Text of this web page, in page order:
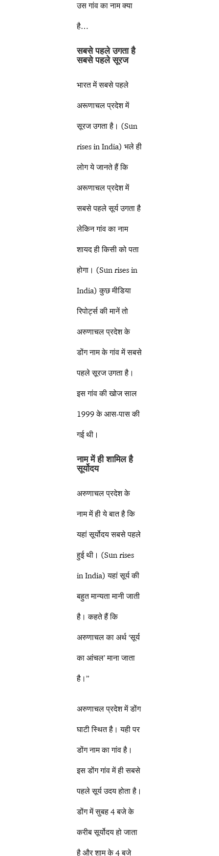
उस गांव का नाम क्या
है…
सबसे पहले उगता है
सबसे पहले सूरज
भारत में सबसे पहले
अरूणाचल प्रदेश में
सूरज उगता है। (Sun
rises in India) भले ही
लोग ये जानते हैं कि
अरूणाचल प्रदेश में
सबसे पहले सूर्य उगता है
लेकिन गांव का नाम
शायद ही किसी को पता
होगा। (Sun rises in
India) कुछ मीडिया
रिपोर्ट्स की मानें तो
अरुणाचल प्रदेश के
डोंग नाम के गांव में सबसे
पहले सूरज उगता है।
इस गांव की खोज साल
1999 के आस-पास की
गई थी।
नाम में ही शामिल है
सूर्योदय
अरुणाचल प्रदेश के
नाम में ही ये बात है कि
यहां सूर्योदय सबसे पहले
हुई थी। (Sun rises
in India) यहां सूर्य की
बहुत मान्यता मानी जाती
है। कहते हैं कि
अरुणाचल का अर्थ ‘सूर्य
का आंचल’ माना जाता
है।”
अरुणाचल प्रदेश में डोंग
घाटी स्थित है। यही पर
डोंग नाम का गांव है।
इस डोंग गांव में ही सबसे
पहले सूर्य उदय होता है।
डोंग में सुबह 4 बजे के
करीब सूर्योदय हो जाता
है और शाम के 4 बजे